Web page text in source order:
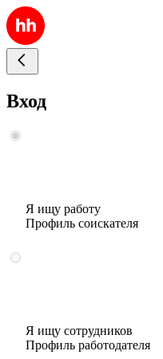
Вход
Я ищу работу
Профиль соискателя
Я ищу сотрудников
Профиль работодателя